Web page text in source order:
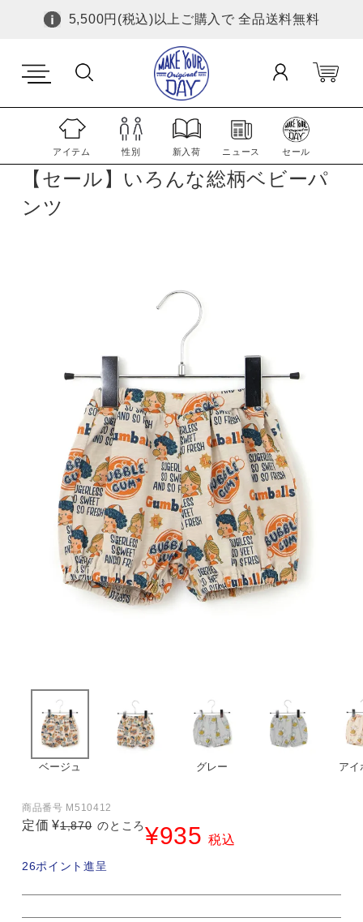
5,500円(税込)以上ご購入で 全品送料無料
ベージュ グレー アイ
【セール】いろんな総柄ベビーパ
ンツ
商品番号 M510412
定価 ¥1,870 のところ¥935 税込
26ポイント進呈
アイテム 性別 新入荷 ニュース セール